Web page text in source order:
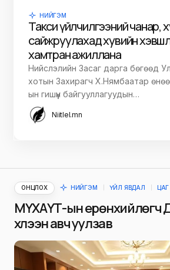
НИЙГЭМ
Такси үйлчилгээний чанар,
сайжруулахад хувийн
хамтран ажиллана
Нийслэлийн Засаг дарга бөгөөд
хотын Захирагч Х.Нямбаатар
ын гишүүн байгууллагуудын…
Niitlel.mn
ОНЦЛОХ НИЙГЭМ ҮЙЛ ЯВДАЛ
МҮХАҮТ-ын ерөнхийлөгч
хүлээн авч уулзав